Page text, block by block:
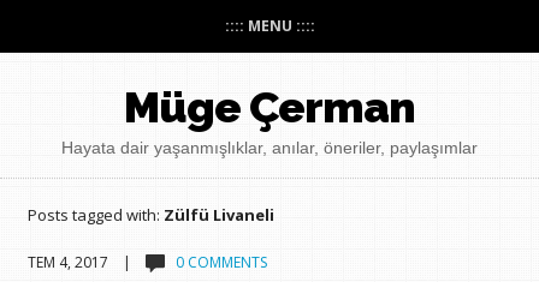
:::: MENU ::::
Müge Çerman
Hayata dair yaşanmışlıklar, anılar, öneriler, paylaşımlar
Posts tagged with: Zülfü Livaneli
TEM 4, 2017 | 0 COMMENTS